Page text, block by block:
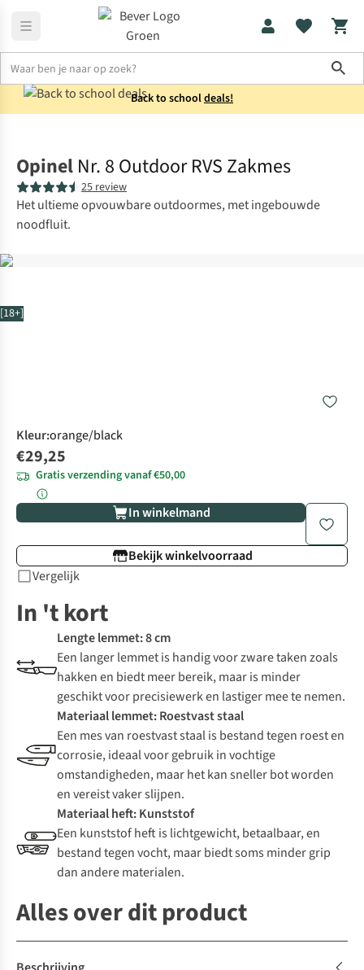
Back to schooldeals!
[18+]
Opinel Nr. 8 Outdoor RVS Zakmes
25 review
Het ultieme opvouwbare outdoormes, met ingebouwde
noodfluit.
Kleur:orange/black
€29,25
Gratis verzending vanaf €50,00
In winkelmand
Bekijk winkelvoorraad
Vergelijk
In 't kort
Lengte lemmet: 8 cm
Een langer lemmet is handig voor zware taken zoals
hakken en biedt meer bereik, maar is minder
geschikt voor precisiewerk en lastiger mee te nemen.
Materiaal lemmet: Roestvast staal
Een mes van roestvast staal is bestand tegen roest en
corrosie, ideaal voor gebruik in vochtige
omstandigheden, maar het kan sneller bot worden
en vereist vaker slijpen.
Materiaal heft: Kunststof
Een kunststof heft is lichtgewicht, betaalbaar, en
bestand tegen vocht, maar biedt soms minder grip
dan andere materialen.
Alles over dit product